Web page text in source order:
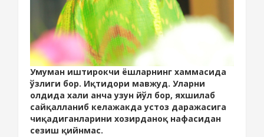
Умуман иштирокчи ёшларнинг хаммасида
ўзлиги бор. Иқтидори мавжуд. Уларни
олдида хали анча узун йўл бор, яхшилаб
сайқалланиб келажакда устоз даражасига
чиқадиганларини хозирданоқ нафасидан
сезиш қийнмас.